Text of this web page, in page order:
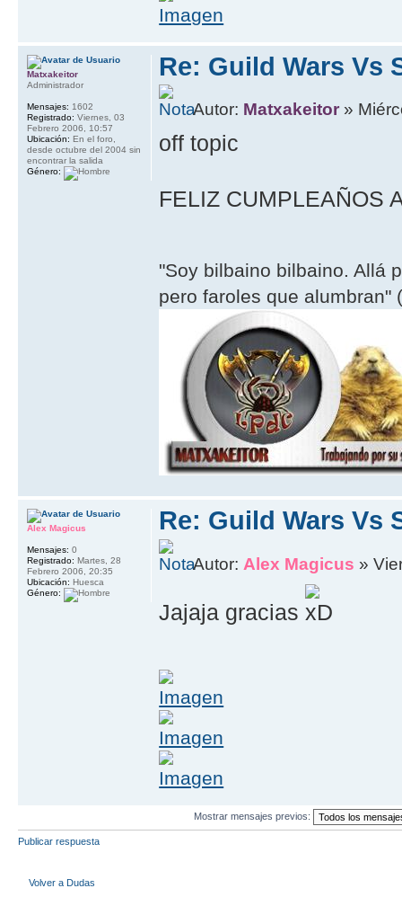
Re: Guild Wars Vs
Autor: Matxakeitor »
off topic
FELIZ CUMPLEAÑOS
"Soy bilbaino bilbaino. Allá
pero faroles que alumbran"
Matxakeitor
Administrador
Mensajes: 1602
Registrado: Viernes, 03
Febrero 2006, 10:57
Ubicación: En el foro,
desde octubre del 2004 sin
encontrar la salida
Género:
Re: Guild Wars Vs
Autor: Alex Magicus »
Jajaja gracias
Alex Magicus
Mensajes: 0
Registrado: Martes, 28
Febrero 2006, 20:35
Ubicación: Huesca
Género:
Mostrar mensajes previos:
Publicar respuesta
Volver a Dudas